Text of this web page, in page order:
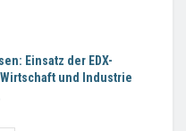
Einsatz der EDX-
und Industrie